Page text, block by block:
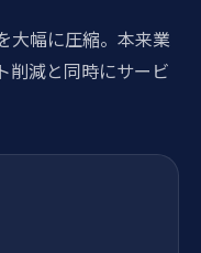
大幅に圧縮。本来業
削減と同時にサービ